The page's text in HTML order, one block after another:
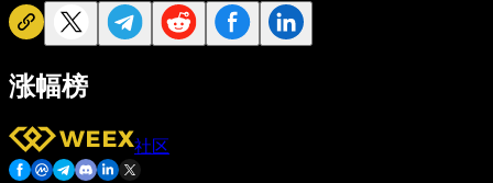
涨幅榜
社区